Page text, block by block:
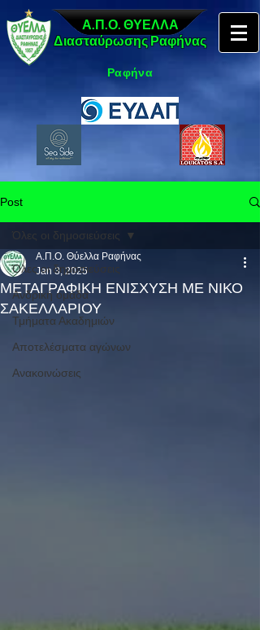
Α.Π.Ο. ΘΥΕΛΛΑ
Διασταύρωσης Ραφήνας
Ραφήνα
Post
Όλες οι δημοσιεύσεις
Ανδρική ομάδα
Τμήματα Ακαδημιών
Αποτελέσματα αγώνων
Ανακοινώσεις
Όλες οι δημοσιεύσεις
ΜΕΤΑΓΡΑΦΙΚΗ ΕΝΙΣΧΥΣΗ ΜΕ ΝΙΚΟ
ΣΑΚΕΛΛΑΡΙΟΥ
Α.Π.Ο. Θύελλα Ραφήνας
Jan 3, 2025